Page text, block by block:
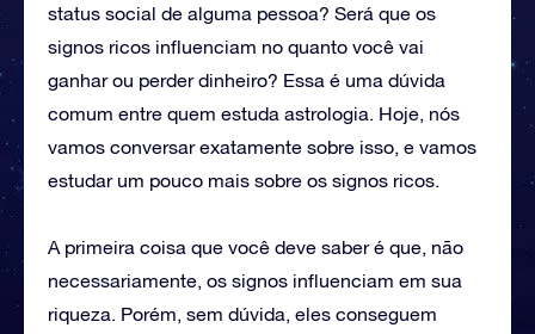
status social de alguma pessoa? Será que os
signos ricos influenciam no quanto você vai
ganhar ou perder dinheiro? Essa é uma dúvida
comum entre quem estuda astrologia. Hoje, nós
vamos conversar exatamente sobre isso, e vamos
estudar um pouco mais sobre os signos ricos.
A primeira coisa que você deve saber é que, não
necessariamente, os signos influenciam em sua
riqueza. Porém, sem dúvida, eles conseguem